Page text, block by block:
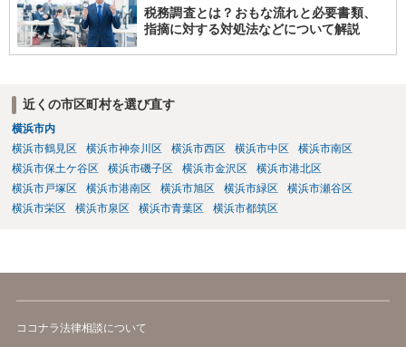
税務調査とは？おもな流れと必要書類、
指摘に対する対処法などについて解説
近くの市区町村を選び直す
横浜市内
横浜市鶴見区
横浜市神奈川区 横浜市西区 横浜市中区
横浜市南区
横浜市保土ケ谷区
横浜市磯子区 横浜市金沢区
横浜市港北区
横浜市戸塚区
横浜市港南区 横浜市旭区 横浜市緑区
横浜市瀬谷区
横浜市栄区
横浜市泉区 横浜市青葉区 横浜市都筑区
ココナラ法律相談について